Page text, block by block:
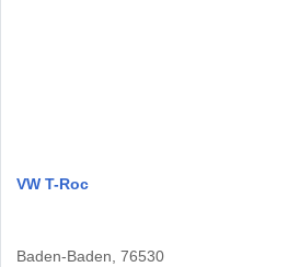
VW T-Roc
Baden-Baden, 76530